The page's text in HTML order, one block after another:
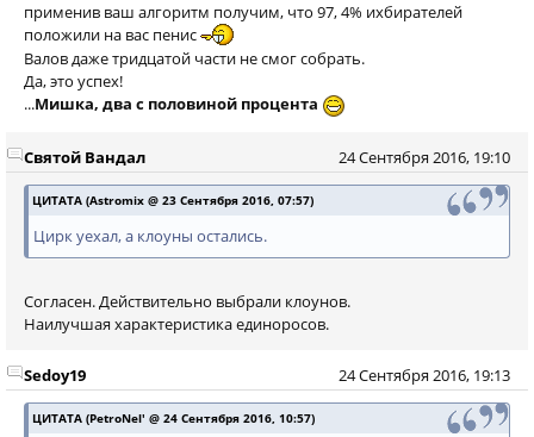
применив ваш алгоритм получим, что 97, 4% ихбирателей
положили на вас пенис
Валов даже тридцатой части не смог собрать.
Да, это успех!
...Мишка, два с половиной процента
24 Сентября 2016, 19:10
Святой Вандал
ЦИТАТА (Astromix @ 23 Сентября 2016, 07:57)
Цирк уехал, а клоуны остались.
Согласен. Действительно выбрали клоунов.
Наилучшая характеристика единоросов.
24 Сентября 2016, 19:13
Sedoy19
ЦИТАТА (PetroNel' @ 24 Сентября 2016, 10:57)